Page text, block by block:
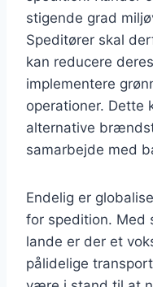
stigende grad
Speditører skal
kan reducere
implementere
operationer. Dette
alternative
samarbejde med
Endelig er
for spedition. Med
lande er der et
pålidelige